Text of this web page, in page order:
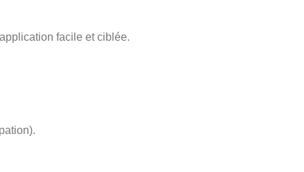
facile et ciblée.